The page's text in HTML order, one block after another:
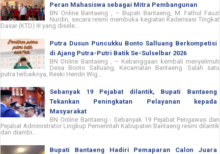
Peran Mahasiswa sebagai Mitra Pembangunan
BN Online Bantaeng , – Bupati Bantaeng, M. Fathul Fauzi
Nurdin, secara resmi membuka kegiatan Kaderisasi Tingkat
Dasar (KTD) III yang disele...
Putra Dusun Puncukku Bonto Salluang Berkompetisi
di Ajang Putra-Putri Batik Se-Sulselbar 2026
BN Online Bantaeng , – Kebanggaan kembali menyelimuti
Desa Bonto Salluang, Kecamatan Bantaeng. Salah satu
putra terbaiknya, Reski Hendri Wig...
Sebanyak 19 Pejabat dilantik, Bupati Bantaeng
Tekankan Peningkatan Pelayanan kepada
Masyarakat
BN Online Bantaeng - Sebanyak 19 Pejabat Pengawas dan
Pejabat Administrator Lingkup Pemerintah Kabupaten Bantaeng resmi dilantik
dan diambi...
Bupati Bantaeng Hadiri Pemaparan Calon Juara